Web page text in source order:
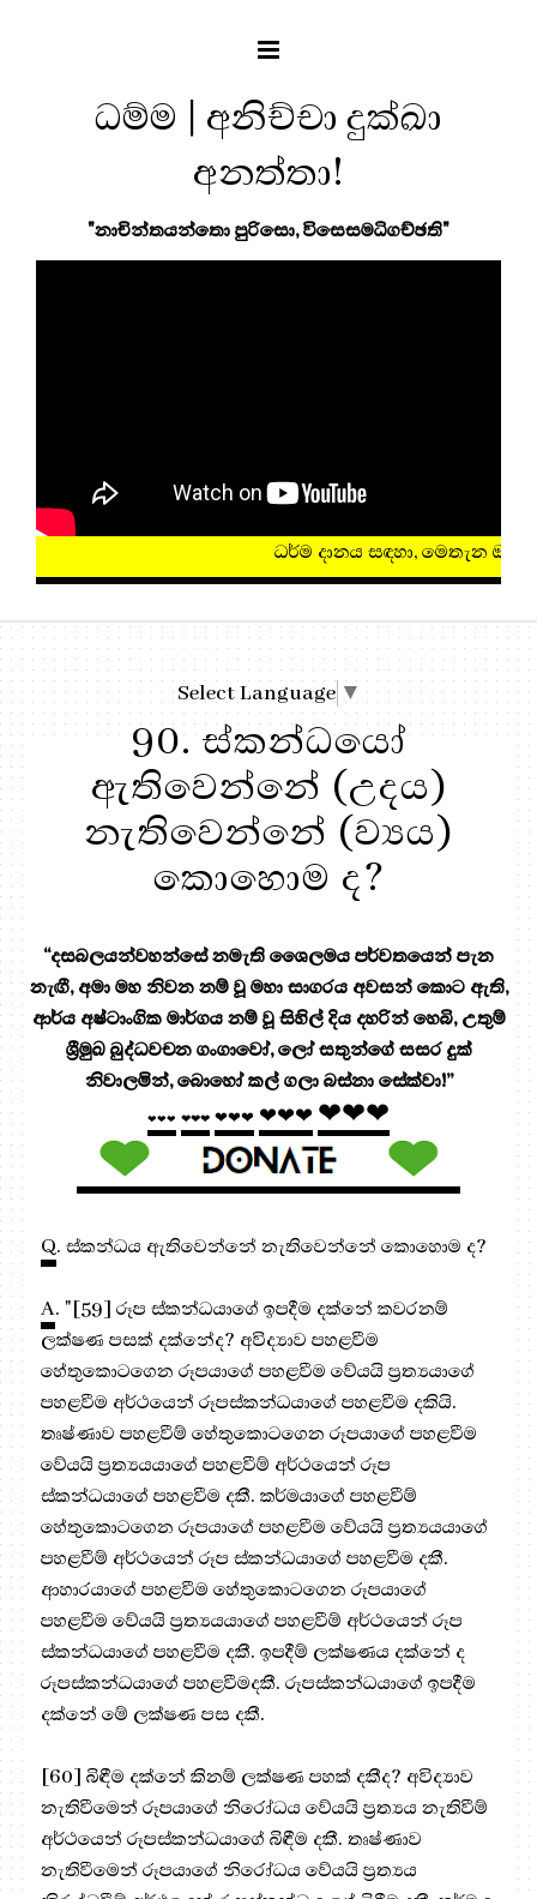
ධම්ම | අනිච්චා දුක්ඛා
අනත්තා!
"නාචින්තයන්තො පුරිසො, විසෙසමධිගච්ඡති"
ධර්ම දානය සඳහා, මෙතැන ඔබන්න!
Select Language ▼
90. ස්කන්ධයෝ
ඇතිවෙන්නේ (උදය)
නැතිවෙන්නේ (ව්‍යය)
කොහොම ද?
“දසබලයන්වහන්සේ නමැති ශෛලමය පර්වතයෙන් පැන
නැඟී, අමා මහ නිවන නම් වූ මහා සාගරය අවසන් කොට ඇති,
ආර්ය අෂ්ටාංගික මාර්ගය නම් වූ සිහිල් දිය දහරින් හෙබි, උතුම්
ශ්‍රීමුඛ බුද්ධවචන ගංගාවෝ, ලෝ සතුන්ගේ සසර දුක්
නිවාලමින්, බොහෝ කල් ගලා බස්නා සේක්වා!”
❤❤❤ ❤❤❤ ❤❤❤ ❤❤❤ ❤❤❤
Q. ස්කන්ධය ඇතිවෙන්නේ නැතිවෙන්නේ කොහොම ද?
A. "[59] රූප ස්කන්ධයාගේ ඉපදීම දක්නේ කවරනම්
ලක්ෂණ පසක් දක්නේද? අවිද්‍යාව පහළවීම
හේතුකොටගෙන රූපයාගේ පහළවීම වේයයි ප්‍රත්‍යයාගේ
පහළවීම අර්ථයෙන් රූපස්කන්ධයාගේ පහළවීම දකියි.
තෘෂ්ණාව පහළවීම් හේතුකොටගෙන රූපයාගේ පහළවීම
වේයයි ප්‍රත්‍යයයාගේ පහළවීම් අර්ථයෙන් රූප
ස්කන්ධයාගේ පහළවීම දකී. කර්මයාගේ පහළවීම්
හේතුකොටගෙන රූපයාගේ පහළවීම වේයයි ප්‍රත්‍යයයාගේ
පහළවීම් අර්ථයෙන් රූප ස්කන්ධයාගේ පහළවීම දකී.
ආහාරයාගේ පහළවීම හේතුකොටගෙන රූපයාගේ
පහළවීම වේයයි ප්‍රත්‍යයයාගේ පහළවීම් අර්ථයෙන් රූප
ස්කන්ධයාගේ පහළවීම දකී. ඉපදීම් ලක්ෂණය දක්නේ ද
රූපස්කන්ධයාගේ පහළවීමදකී. රූපස්කන්ධයාගේ ඉපදීම
දක්නේ මේ ලක්ෂණ පස දකී.
[60] බිඳීම දක්නේ කිනම් ලක්ෂණ පහක් දකීද? අවිද්‍යාව
නැතිවීමෙන් රූපයාගේ නිරෝධය වේයයි ප්‍රත්‍යය නැතිවීම්
අර්ථයෙන් රූපස්කන්ධයාගේ බිඳීම දකී. තෘෂ්ණාව
නැතිවීමෙන් රූපයාගේ නිරෝධය වේයයි ප්‍රත්‍යය